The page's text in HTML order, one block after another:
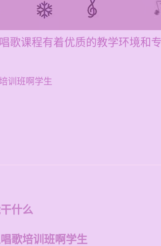
歌课程有着优质的教学环境和
训班啊学生
什么
歌培训班啊学生